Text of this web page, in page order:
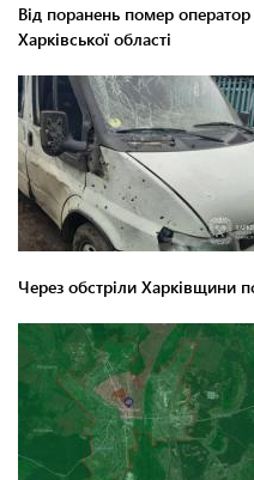
Від поранень помер оператор
Харківської області
Через обстріли Харківщини